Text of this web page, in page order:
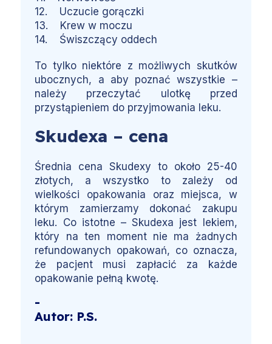
12. Uczucie gorączki
13. Krew w moczu
14. Świszczący oddech
To tylko niektóre z możliwych skutków
ubocznych, a aby poznać wszystkie –
należy przeczytać ulotkę przed
przystąpieniem do przyjmowania leku.
Skudexa – cena
Średnia cena Skudexy to około 25-40
złotych, a wszystko to zależy od
wielkości opakowania oraz miejsca, w
którym zamierzamy dokonać zakupu
leku. Co istotne – Skudexa jest lekiem,
który na ten moment nie ma żadnych
refundowanych opakowań, co oznacza,
że pacjent musi zapłacić za każde
opakowanie pełną kwotę.
-
Autor: P.S.